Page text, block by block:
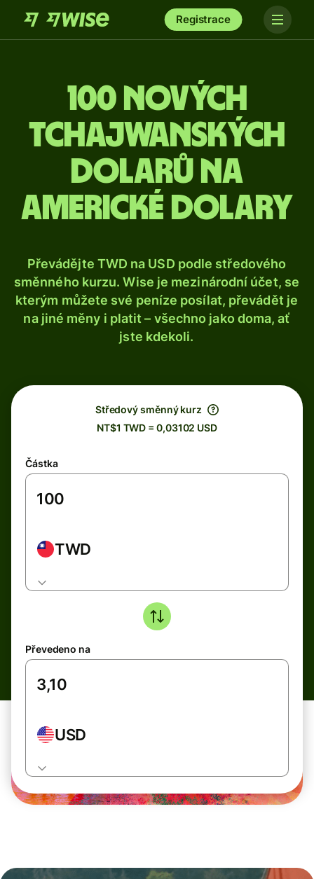
Registrace
100 nových
tchajwanských
dolarů na
americké dolary
Převádějte TWD na USD podle středového
směnného kurzu. Wise je mezinárodní účet, se
kterým můžete své peníze posílat, převádět je
na jiné měny i platit – všechno jako doma, ať
jste kdekoli.
Středový směnný kurz
NT$1 TWD = 0,03102 USD
Částka
TWD
Převedeno na
USD